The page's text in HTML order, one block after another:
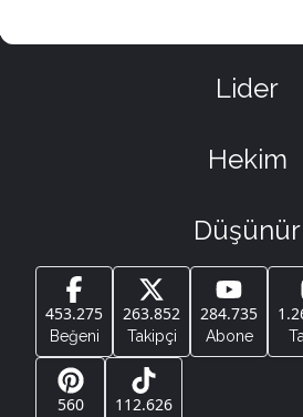
Lider
Hekim
Düşünür
453.275
Beğeni
263.852
Takipçi
284.735
Abone
560 112.626